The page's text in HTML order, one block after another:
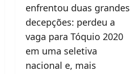
enfrentou duas grandes
decepções: perdeu a
vaga para Tóquio 2020
em uma seletiva
nacional e, mais